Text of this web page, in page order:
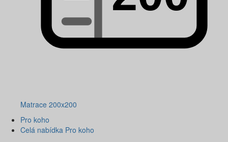
Matrace 200x200
Pro koho
Celá nabídka Pro koho